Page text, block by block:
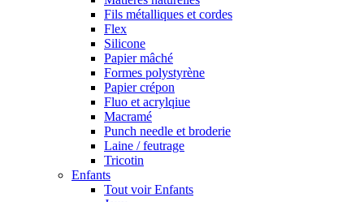
Fils métalliques et cordes
Flex
Silicone
Papier mâché
Formes polystyrène
Papier crépon
Fluo et acrylqiue
Macramé
Punch needle et broderie
Laine / feutrage
Tricotin
Enfants
Tout voir Enfants